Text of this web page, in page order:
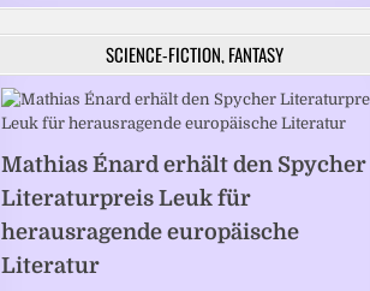
SCIENCE-FICTION, FANTASY
Mathias Énard erhält den Spycher
Literaturpreis Leuk für
herausragende europäische
Literatur